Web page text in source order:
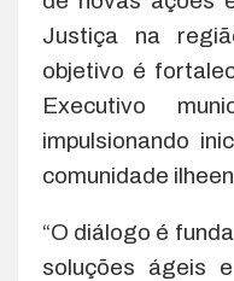
Justiça na
objetivo é
Executivo
impulsionando
comunidade
“O diálogo é
soluções ágeis